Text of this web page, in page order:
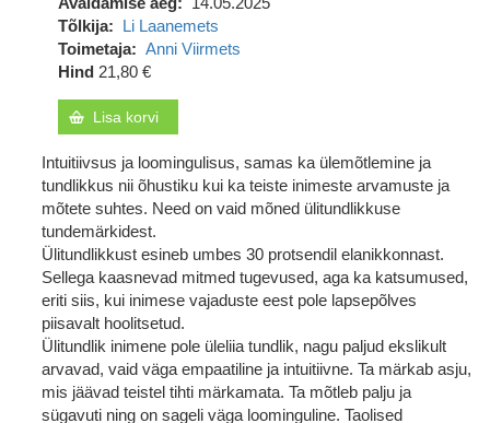
Tõlkija
Li Laanemets
Toimetaja
Anni Viirmets
Hind 21,80 €
Lisa korvi
Intuitiivsus ja loomingulisus, samas ka ülemõtlemine ja
tundlikkus nii õhustiku kui ka teiste inimeste arvamuste ja
mõtete suhtes. Need on vaid mõned ülitundlikkuse
tundemärkidest.
Ülitundlikkust esineb umbes 30 protsendil elanikkonnast.
Sellega kaasnevad mitmed tugevused, aga ka katsumused,
eriti siis, kui inimese vajaduste eest pole lapsepõlves
piisavalt hoolitsetud.
Ülitundlik inimene pole üleliia tundlik, nagu paljud ekslikult
arvavad, vaid väga empaatiline ja intuitiivne. Ta märkab asju,
mis jäävad teistel tihti märkamata. Ta mõtleb palju ja
sügavuti ning on sageli väga loominguline. Taolised